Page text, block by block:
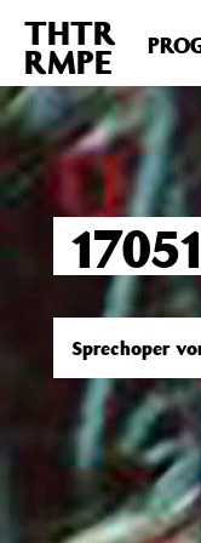
Deprecated : Die
includes/functions.php
THTR
RMPE
Sprechoper